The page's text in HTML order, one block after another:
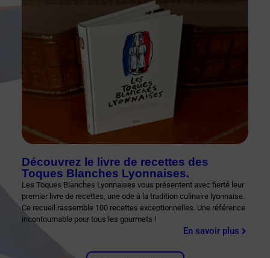
Découvrez le livre de recettes des
Toques Blanches Lyonnaises.
Les Toques Blanches Lyonnaises vous présentent avec fierté leur
premier livre de recettes, une ode à la tradition culinaire lyonnaise.
Ce recueil rassemble 100 recettes exceptionnelles. Une référence
incontournable pour tous les gourmets !
En savoir plus